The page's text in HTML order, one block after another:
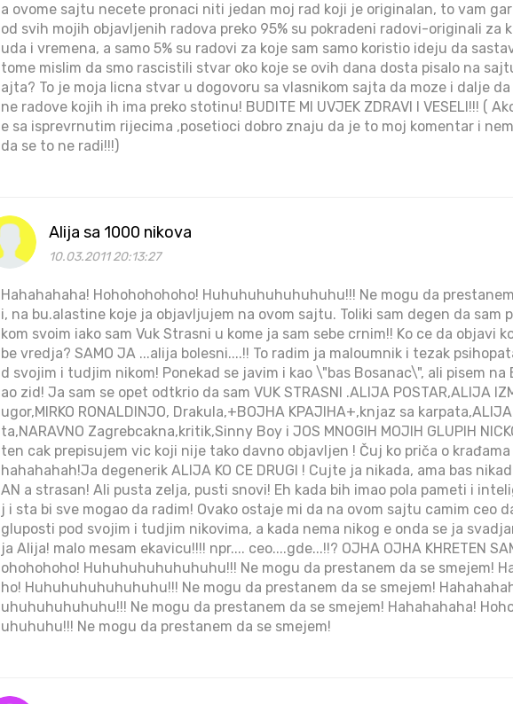
a ovome sajtu necete pronaci niti jedan moj rad koji je originalan, to vam
od svih mojih objavljenih radova preko 95% su pokradeni radovi-originali za
uda i vremena, a samo 5% su radovi za koje sam samo koristio ideju da
tome mislim da smo rascistili stvar oko koje se ovih dana dosta pisalo na
ajta? To je moja licna stvar u dogovoru sa vlasnikom sajta da moze i dalje
ne radove kojih ih ima preko stotinu! BUDITE MI UVJEK ZDRAVI I VESELI!!! (
e sa isprevrnutim rijecima ,posetioci dobro znaju da je to moj komentar i
da se to ne radi!!!)
Alija sa 1000 nikova
10.03.2011 20:13:27
Hahahahaha! Hohohohohoho! Huhuhuhuhuhuhuhu!!! Ne mogu da
i, na bu.alastine koje ja objavljujem na ovom sajtu. Toliki sam degen da sam
kom svoim iako sam Vuk Strasni u kome ja sam sebe crnim!! Ko ce da objavi
be vredja? SAMO JA ...alija bolesni....!! To radim ja maloumnik i tezak
d svojim i tudjim nikom! Ponekad se javim i kao \"bas Bosanac\", ali pisem na
ao zid! Ja sam se opet odtkrio da sam VUK STRASNI .ALIJA POSTAR,ALIJA
ugor,MIRKO RONALDINJO, Drakula,+BOJHA KPAJIHA+,knjaz sa
ta,NARAVNO Zagrebcakna,kritik,Sinny Boy i JOS MNOGIH MOJIH GLUPIH
ten cak prepisujem vic koji nije tako davno objavljen ! Čuj ko priča o
hahahahah!Ja degenerik ALIJA KO CE DRUGI ! Cujte ja nikada, ama bas
AN a strasan! Ali pusta zelja, pusti snovi! Eh kada bih imao pola pameti i
j i sta bi sve mogao da radim! Ovako ostaje mi da na ovom sajtu camim ceo
gluposti pod svojim i tudjim nikovima, a kada nema nikog e onda se ja
ja Alija! malo mesam ekavicu!!!! npr.... ceo....gde...!!? OJHA OJHA KHRETEN
ohohohoho! Huhuhuhuhuhuhuhu!!! Ne mogu da prestanem da se smejem!
ho! Huhuhuhuhuhuhuhu!!! Ne mogu da prestanem da se smejem!
uhuhuhuhuhuhu!!! Ne mogu da prestanem da se smejem! Hahahahaha!
uhuhuhu!!! Ne mogu da prestanem da se smejem!